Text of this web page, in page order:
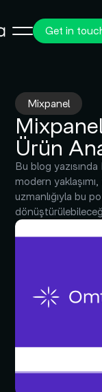
Get in
Mixpanel
Ürün
Bu blog
modern
uzmanlığıyla bu